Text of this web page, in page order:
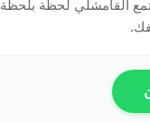
القامشلي لحظة بلحظة